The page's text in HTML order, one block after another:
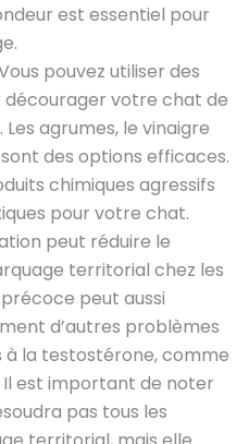
est essentiel pour
pouvez utiliser des
décourager votre chat de
agrumes, le vinaigre
des options efficaces.
chimiques agressifs
pour votre chat.
peut réduire le
territorial chez les
peut aussi
d’autres problèmes
la testostérone, comme
Il est important de noter
pas tous les